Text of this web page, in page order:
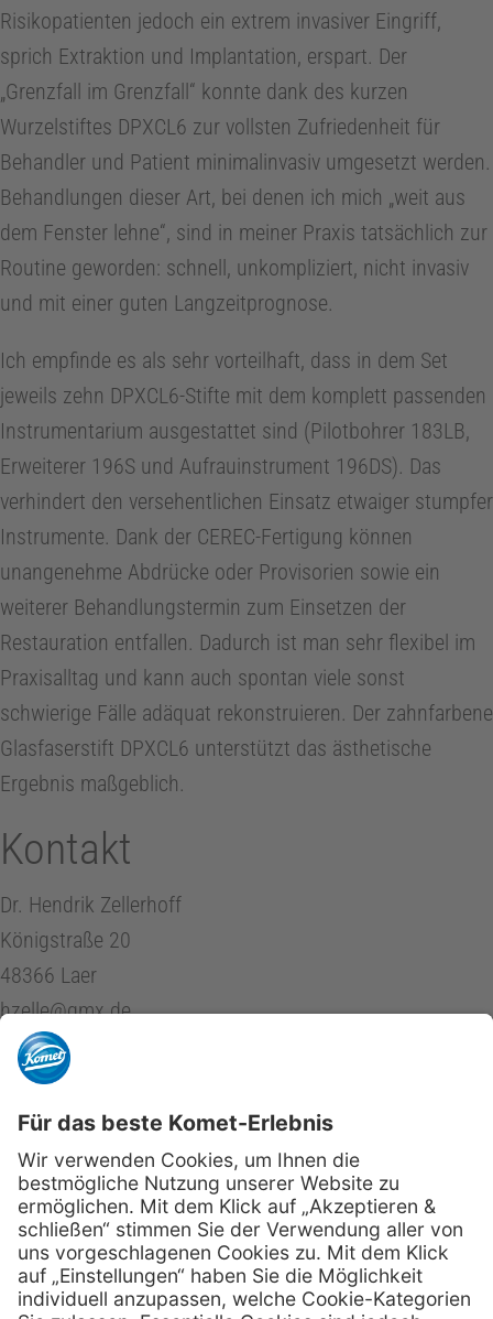
Risikopatienten jedoch ein extrem invasiver Eingriff,
sprich Extraktion und Implantation, erspart. Der
„Grenzfall im Grenzfall“ konnte dank des kurzen
Wurzelstiftes DPXCL6 zur vollsten Zufriedenheit für
Behandler und Patient minimalinvasiv umgesetzt werden.
Behandlungen dieser Art, bei denen ich mich „weit aus
dem Fenster lehne“, sind in meiner Praxis tatsächlich zur
Routine geworden: schnell, unkompliziert, nicht invasiv
und mit einer guten Langzeitprognose.
Ich empfinde es als sehr vorteilhaft, dass in dem Set
jeweils zehn DPXCL6-Stifte mit dem komplett passenden
Instrumentarium ausgestattet sind (Pilotbohrer 183LB,
Erweiterer 196S und Aufrauinstrument 196DS). Das
verhindert den versehentlichen Einsatz etwaiger stumpfer
Instrumente. Dank der CEREC-Fertigung können
unangenehme Abdrücke oder Provisorien sowie ein
weiterer Behandlungstermin zum Einsetzen der
Restauration entfallen. Dadurch ist man sehr flexibel im
Praxisalltag und kann auch spontan viele sonst
schwierige Fälle adäquat rekonstruieren. Der zahnfarbene
Glasfaserstift DPXCL6 unterstützt das ästhetische
Ergebnis maßgeblich.
Kontakt
Dr. Hendrik Zellerhoff
Königstraße 20
48366 Laer
hzelle@gmx.de
Zweitveröffentlichung aus Endodontie Journal 03/2017
kometdental.de
Shop